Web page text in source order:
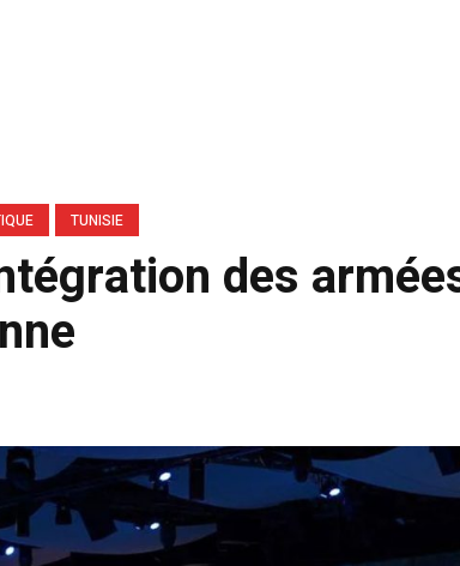
TUNISIE
des